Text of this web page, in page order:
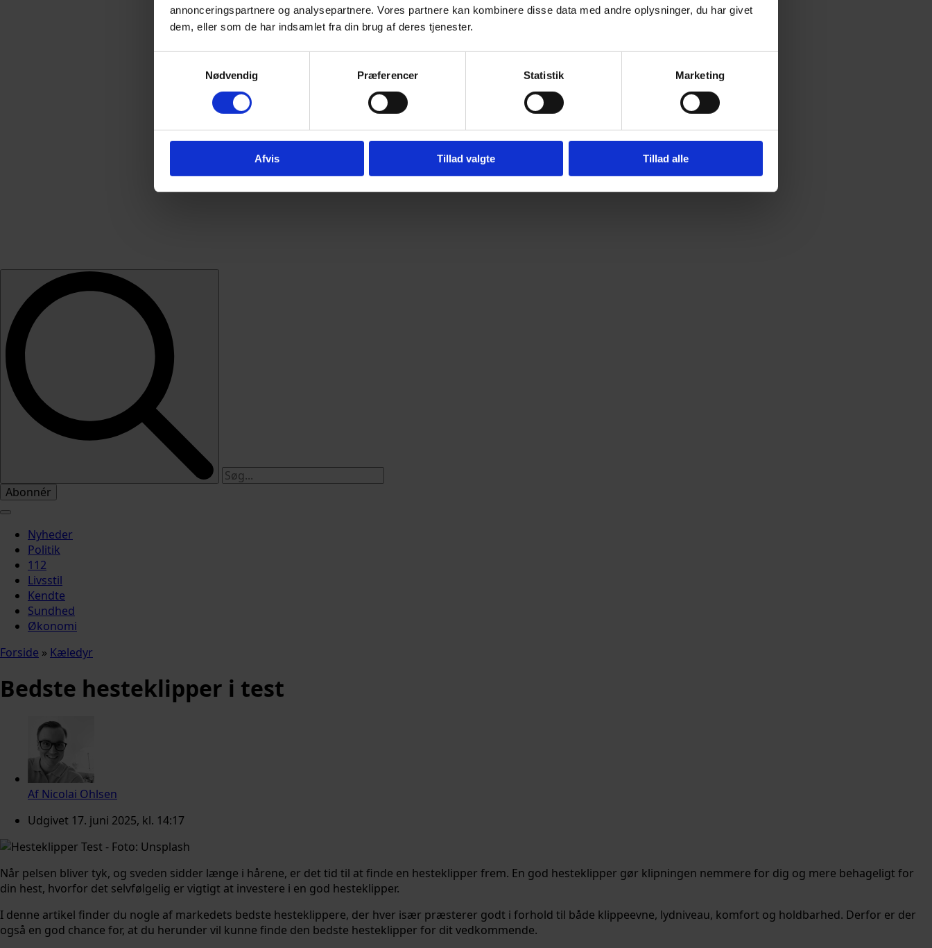
annonceringspartnere og analysepartnere. Vores partnere kan kombinere disse data med andre oplysninger, du har givet
dem, eller som de har indsamlet fra din brug af deres tjenester.
Nødvendig
Præferencer Statistik Marketing
Afvis Tillad valgte Tillad alle
Abonnér
Nyheder
Politik
112
Livsstil
Kendte
Sundhed
Økonomi
Forside » Kæledyr
Bedste hesteklipper i test
Af Nicolai Ohlsen
Udgivet 17. juni 2025, kl. 14:17
Når pelsen bliver tyk, og sveden sidder længe i hårene, er det tid til at finde en hesteklipper frem. En god hesteklipper gør klipningen nemmere for dig og mere behageligt for
din hest, hvorfor det selvfølgelig er vigtigt at investere i en god hesteklipper.
I denne artikel finder du nogle af markedets bedste hesteklippere, der hver især præsterer godt i forhold til både klippeevne, lydniveau, komfort og holdbarhed. Derfor er der
også en god chance for, at du herunder vil kunne finde den bedste hesteklipper for dit vedkommende.